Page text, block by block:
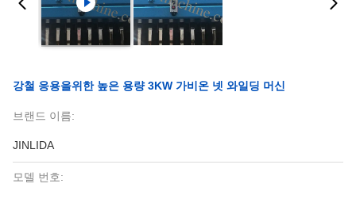
강철 응용을위한 높은 용량 3KW 가비온 넷 와일딩 머신
브랜드 이름:
JINLIDA
모델 번호: